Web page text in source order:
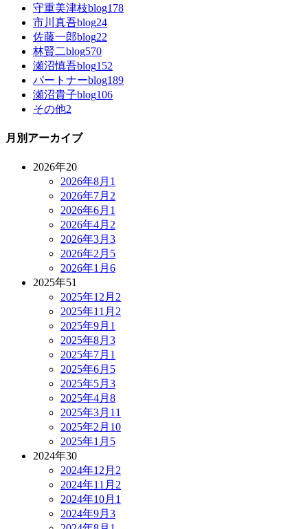
守重美津枝blog178
市川真吾blog24
佐藤一郎blog22
林賢二blog570
瀬沼慎吾blog152
パートナーblog189
瀬沼貴子blog106
その他2
月別アーカイブ
2026年20
2026年8月 1
2026年7月 2
2026年6月 1
2026年4月 2
2026年3月 3
2026年2月 5
2026年1月 6
2025年51
2025年12月 2
2025年11月 2
2025年9月 1
2025年8月 3
2025年7月 1
2025年6月 5
2025年5月 3
2025年4月 8
2025年3月 11
2025年2月 10
2025年1月 5
2024年30
2024年12月 2
2024年11月 2
2024年10月 1
2024年9月 3